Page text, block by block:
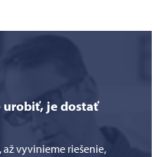
urobiť, je dostať
až vyvinieme riešenie,